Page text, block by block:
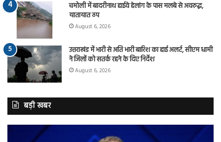
चमोली में बादरीनाथ हाईवे हेलांग के पास मलबे से अवरुद्ध,
यातायात ठप
August 6, 2026
उत्तराखंड में भारी से अति भारी बारिश का हाई अलर्ट, सीएम धामी
ने जिलों को सतर्क रहने के दिए निर्देश
August 6, 2026
बड़ी खबर